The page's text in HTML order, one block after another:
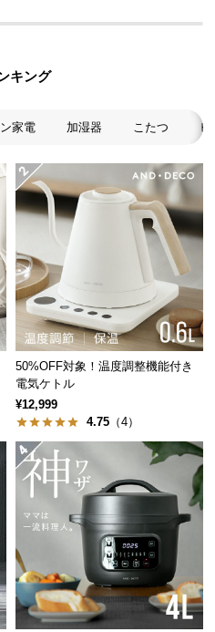
キング
家電 加湿器 こたつ ヒ
50%OFF対象！温度調整機能付き
電気ケトル
¥12,999
4.75 （4）